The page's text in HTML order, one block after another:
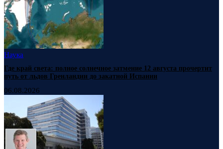
Наука
Где край света: полное солнечное затмение 12 августа прочертит
путь от льдов Гренландии до закатной Испании
06.08.2026